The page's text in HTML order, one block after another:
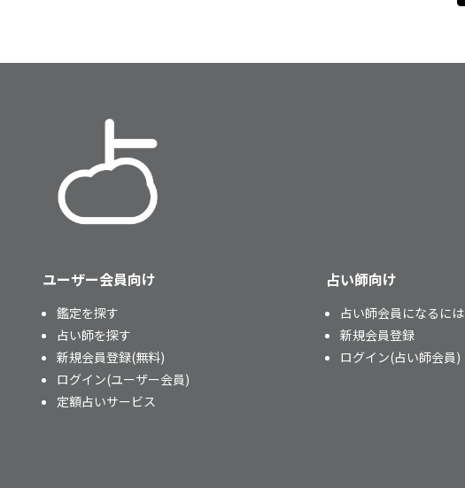
ユーザー会員向け
鑑定を探す
占い師を探す
新規会員登録(無料)
ログイン(ユーザー会員)
定額占いサービス
占い師向け
占い師会員になるには
新規会員登録
ログイン(占い師会員)